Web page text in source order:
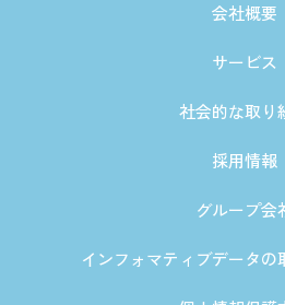
会社概要
サービス
社会的な取り
採用情報
グループ会
インフォマティブデータの